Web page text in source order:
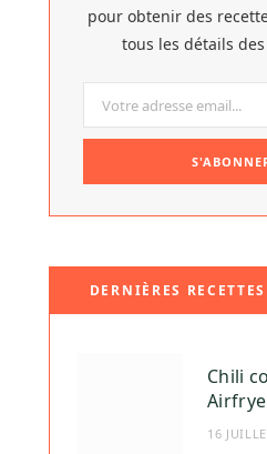
pour obtenir des
tous les détails
DERNIÈRES
Chili
16